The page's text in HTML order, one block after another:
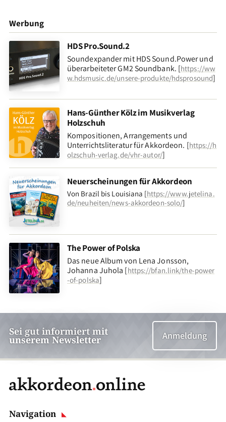
Werbung
HDS Pro.Sound.2
Soundexpander mit HDS Sound.Power und
überarbeiteter GM2 Soundbank. [https://ww
w.hdsmusic.de/unsere-produkte/hdsprosound]
Hans-Günther Kölz im Musikverlag
Holzschuh
Kompositionen, Arrangements und
Unterrichtsliteratur für Akkordeon. [https://h
olzschuh-verlag.de/vhr-autor/]
Neuerscheinungen für Akkordeon
Von Brazil bis Louisiana [https://www.jetelina.
de/neuheiten/news-akkordeon-solo/]
The Power of Polska
Das neue Album von Lena Jonsson,
Johanna Juhola [https://bfan.link/the-power
-of-polska]
Sei gut informiert mit
unserem Newsletter Anmeldung
Navigation